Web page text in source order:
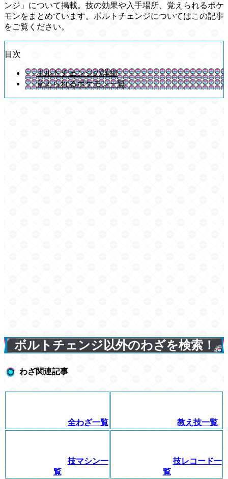
ンジ」について掲載。技の効果や入手場所、覚えられるポケ
モンをまとめています。ボルトチェンジについてはこの記事
をご覧ください。
目次
ボルトチェンジの詳細
覚えられるポケモン一覧
ボルトチェンジ以外のわざを検索！
わざ関連記事
全わざ一覧 教え技一覧
技マシン一
覧
技レコード一
覧